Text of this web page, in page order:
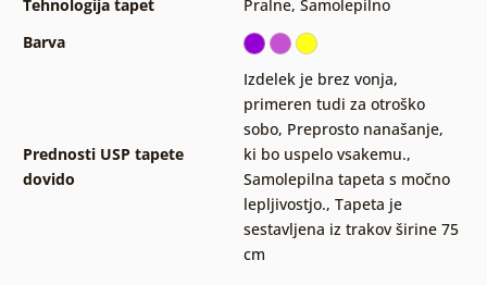
Tehnologija tapet
Pralne, Samolepilno
Barva
Prednosti USP tapete
dovido
Izdelek je brez vonja,
primeren tudi za otroško
sobo, Preprosto nanašanje,
ki bo uspelo vsakemu.,
Samolepilna tapeta s močno
lepljivostjo., Tapeta je
sestavljena iz trakov širine 75
cm